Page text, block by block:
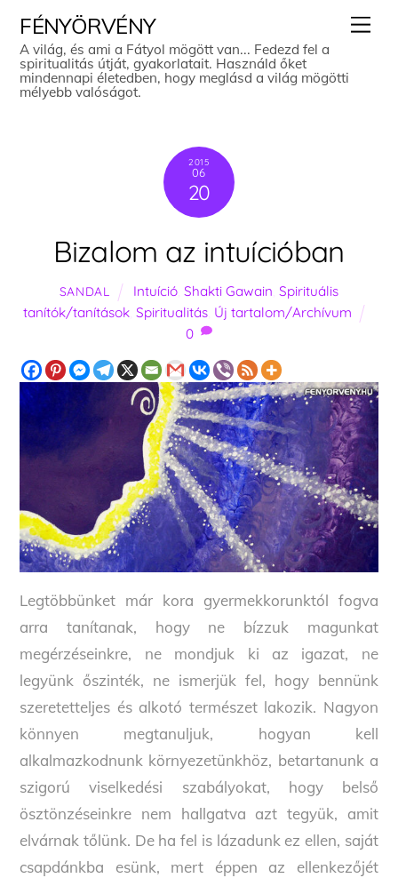
content
FÉNYÖRVÉNY
A világ, és ami a Fátyol mögött van... Fedezd fel a
spiritualitás útját, gyakorlatait. Használd őket
mindennapi életedben, hogy meglásd a világ mögötti
mélyebb valóságot.
2015
06
20
Bizalom az intuícióban
SANDAL Intuíció ,Shakti Gawain ,Spirituális
tanítók/tanítások, Spiritualitás, Új tartalom/Archívum
0
Legtöbbünket már kora gyermekkorunktól fogva
arra tanítanak, hogy ne bízzuk magunkat
megérzéseinkre, ne mondjuk ki az igazat, ne
legyünk őszinték, ne ismerjük fel, hogy bennünk
szeretetteljes és alkotó természet lakozik. Nagyon
könnyen megtanuljuk, hogyan kell
alkalmazkodnunk környezetünkhöz, betartanunk a
szigorú viselkedési szabályokat, hogy belső
ösztönzéseinkre nem hallgatva azt tegyük, amit
elvárnak tőlünk. De ha fel is lázadunk ez ellen, saját
csapdánkba esünk, mert éppen az ellenkezőjét